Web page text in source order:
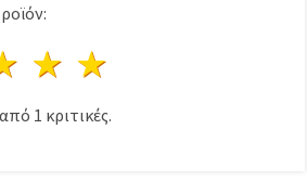
4 Αστέρια
3 Αστέρια
Αστέρια
από 1 κριτικές.